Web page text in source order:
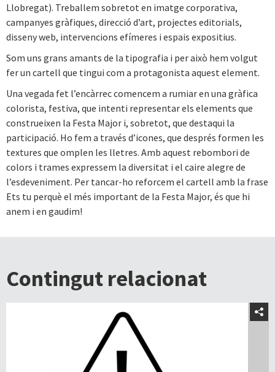
Llobregat). Treballem sobretot en imatge corporativa,
campanyes gràfiques, direcció d’art, projectes editorials,
disseny web, intervencions efímeres i espais expositius.
Som uns grans amants de la tipografia i per això hem volgut
fer un cartell que tingui com a protagonista aquest element.
Una vegada fet l’encàrrec comencem a rumiar en una gràfica
colorista, festiva, que intenti representar els elements que
construeixen la Festa Major i, sobretot, que destaqui la
participació. Ho fem a través d’icones, que després formen les
textures que omplen les lletres. Amb aquest rebombori de
colors i trames expressem la diversitat i el caire alegre de
l’esdeveniment. Per tancar-ho reforcem el cartell amb la frase
Ets tu perquè el més important de la Festa Major, és que hi
anem i en gaudim!
Contingut relacionat